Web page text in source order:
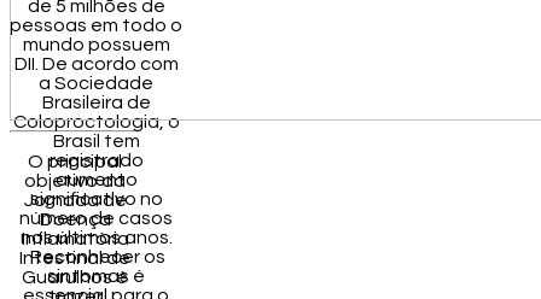
de 5 milhões de
pessoas em todo o
mundo possuem
DII. De acordo com
a Sociedade
Brasileira de
Coloproctologia, o
Brasil tem
registrado
aumento
significativo no
número de casos
nos últimos anos.
Reconhecer os
sintomas é
O principal
objetivo da
Jornada de
Doença
Inflamatória
Intestinal de
Guarulhos é